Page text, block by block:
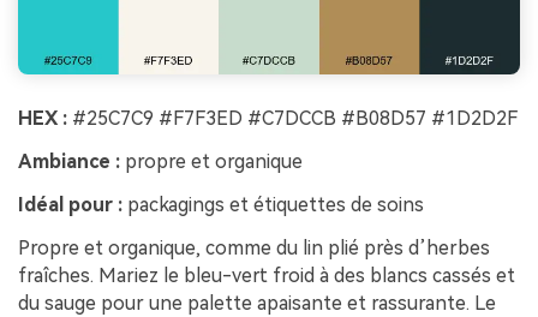
HEX : #25C7C9 #F7F3ED #C7DCCB #B08D57 #1D2D2F
Ambiance : propre et organique
Idéal pour : packagings et étiquettes de soins
Propre et organique, comme du lin plié près d’herbes
fraîches. Mariez le bleu-vert froid à des blancs cassés et
du sauge pour une palette apaisante et rassurante. Le